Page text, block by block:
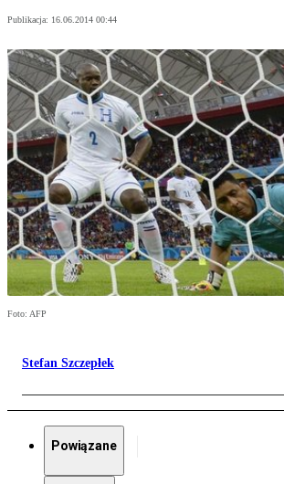
Publikacja: 16.06.2014 00:44
Foto: AFP
Stefan Szczepłek
Powiązane